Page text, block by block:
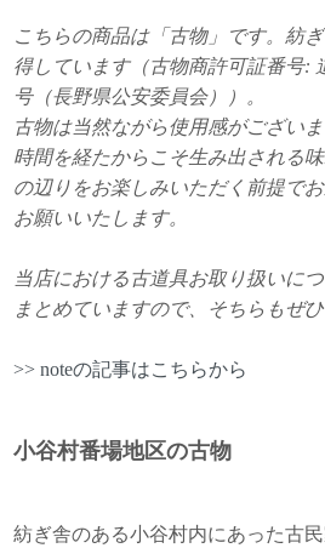
こちらの商品は「古物」です。紡
得しています（古物商許可証番号:
号（長野県公安委員会））。
古物は当然ながら使用感がござい
時間を経たからこそ生み出される
の辺りをお楽しみいただく前提で
お願いいたします。
当店における古道具お取り扱いに
まとめていますので、そちらもぜひ
>> noteの記事はこちらから
小谷村番場地区の古物
紡ぎ舎のある小谷村内にあった古